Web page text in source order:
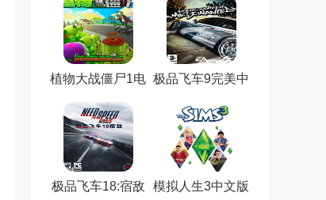
植物大战僵尸1电 极品飞车9完美中
极品飞车18:宿敌 模拟人生3中文版